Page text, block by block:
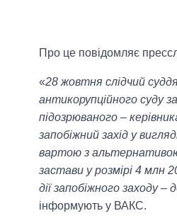
Про це повідомляє
«28 жовтня слідчий
антикорупційного суду
підозрюваного –
запобіжний захід у
вартою з
застави у розмірі 4 млн
дії запобіжного заходу –
інформують у ВАКС.